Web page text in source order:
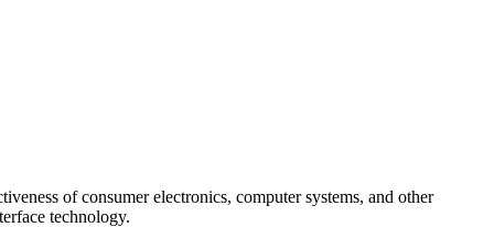
of consumer electronics, computer systems, and other
technology.